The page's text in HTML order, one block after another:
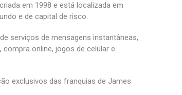
em 1998 e está localizada em
e de capital de risco.
serviços de mensagens instantâneas,
online, jogos de celular e
exclusivos das franquias de James